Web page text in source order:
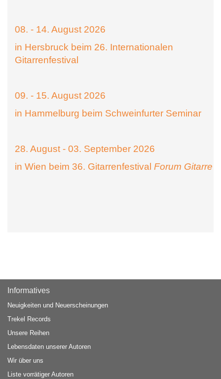
08. - 14. August 2026
in Hersbruck beim 26. Internationalen
Gitarrenfestival
09. - 15. August 2026
in Hammelburg beim Schweinfurter Seminar
28. August - 03. September 2026
in Wien beim 36. Gitarrenfestival Forum Gitarre
Informatives
Neuigkeiten und Neuerscheinungen
Trekel Records
Unsere Reihen
Lebensdaten unserer Autoren
Wir über uns
Liste vorrätiger Autoren